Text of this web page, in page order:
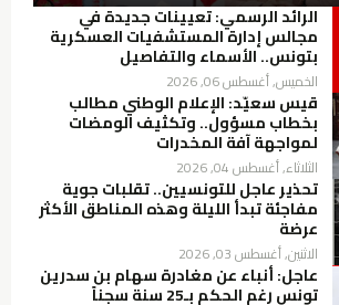
الرائد الرسمي: تعيينات جديدة في
مجالس إدارة المستشفيات العسكرية
بتونس.. الأسماء والتفاصيل
الخميس, أغسطس 06, 2026
قيس سعيّد: الإعلام الوطني مطالب
بخطاب مسؤول.. وتكثيف الومضات
لمواجهة آفة المخدرات
الثلاثاء, أغسطس 04, 2026
تحذير عاجل للتونسيين.. تقلبات جوية
مفاجئة تبدأ الليلة وهذه المناطق الأكثر
عرضة
الاثنين, أغسطس 03, 2026
عاجل: أنباء عن مغادرة سهام بن سدرين
تونس رغم الحكم بـ25 سنة سجناً